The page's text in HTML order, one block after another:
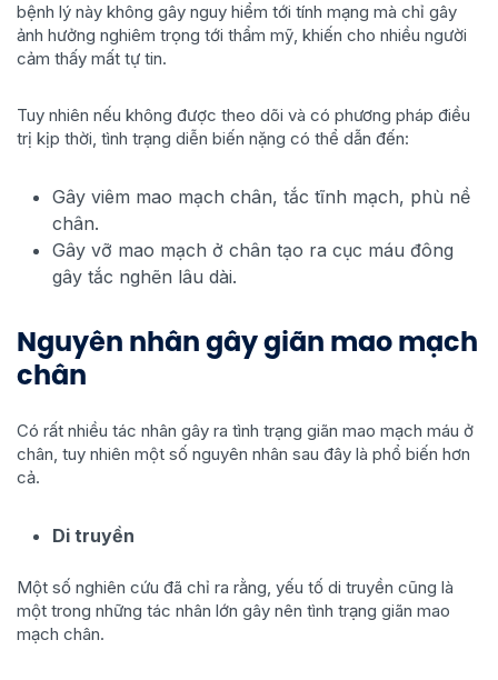
bệnh lý này không gây nguy hiểm tới tính mạng mà chỉ gây
ảnh hưởng nghiêm trọng tới thẩm mỹ, khiến cho nhiều người
cảm thấy mất tự tin.
Tuy nhiên nếu không được theo dõi và có phương pháp điều
trị kịp thời, tình trạng diễn biến nặng có thể dẫn đến:
Gây viêm mao mạch chân, tắc tĩnh mạch, phù nề
chân.
Gây vỡ mao mạch ở chân tạo ra cục máu đông
gây tắc nghẽn lâu dài.
Nguyên nhân gây giãn mao mạch
chân
Có rất nhiều tác nhân gây ra tình trạng giãn mao mạch máu ở
chân, tuy nhiên một số nguyên nhân sau đây là phổ biến hơn
cả.
Di truyền
Một số nghiên cứu đã chỉ ra rằng, yếu tố di truyền cũng là
một trong những tác nhân lớn gây nên tình trạng giãn mao
mạch chân.